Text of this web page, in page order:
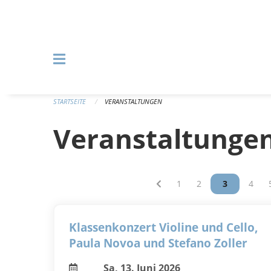
STARTSEITE VERANSTALTUNGEN
Vous êtes sur la page
1 Vous êtes sur la
2 Vous êtes
3 Vous
4
Klassenkonzert Violine und Cello,
Paula Novoa und Stefano Zoller
Sa, 13. Juni 2026